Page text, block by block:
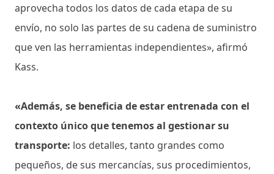
aprovecha todos los datos de cada etapa de su
envío, no solo las partes de su cadena de suministro
que ven las herramientas independientes», afirmó
Kass.
«Además, se beneficia de estar entrenada con el
contexto único que tenemos al gestionar su
transporte: los detalles, tanto grandes como
pequeños, de sus mercancías, sus procedimientos,